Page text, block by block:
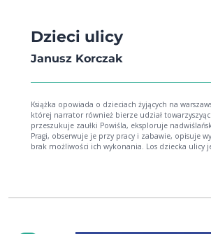
Dzieci ulicy
Janusz Korczak
Książka opowiada o dzieciach żyjących na
której narrator również bierze udział
przeszukuje zaułki Powiśla, eksploruje
Pragi, obserwuje je przy pracy i zabawie, opisuje
brak możliwości ich wykonania. Los dziecka ulicy